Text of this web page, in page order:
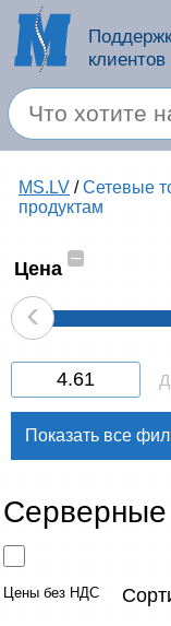
клиентов
Войти
Запомнить
Спец.
Товары для
Сетевые
ТВ, Фото и
MS.LV /Сетевые
продуктам
Цена
–
‹
Цены без НДС